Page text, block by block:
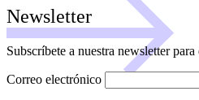
Newsletter
Subscríbete a nuestra newsletter
Correo electrónico